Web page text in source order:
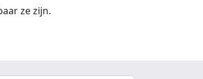
ze zijn.